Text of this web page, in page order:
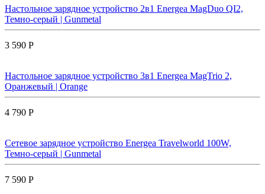
Настольное зарядное устройство 2в1 Energea MagDuo QI2,
Темно-серый | Gunmetal
3 590 Р
Настольное зарядное устройство 3в1 Energea MagTrio 2,
Оранжевый | Orange
4 790 Р
Сетевое зарядное устройство Energea Travelworld 100W,
Темно-серый | Gunmetal
7 590 Р